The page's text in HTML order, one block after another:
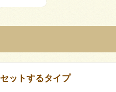
セットするタイプ